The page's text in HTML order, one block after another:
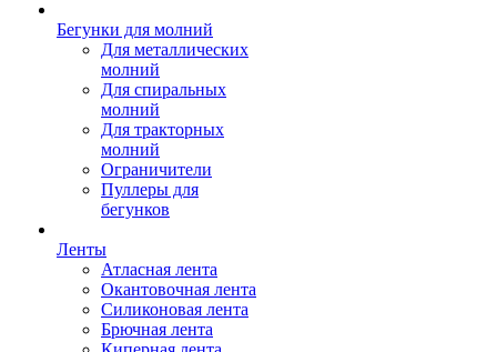
Бегунки для молний
Для металлических
молний
Для спиральных
молний
Для тракторных
молний
Ограничители
Пуллеры для
бегунков
Ленты
Атласная лента
Окантовочная лента
Силиконовая лента
Брючная лента